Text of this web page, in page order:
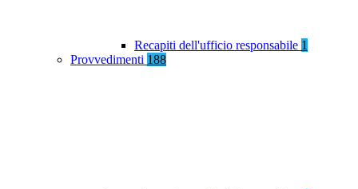
Recapiti dell'ufficio responsabile 1
Provvedimenti 188